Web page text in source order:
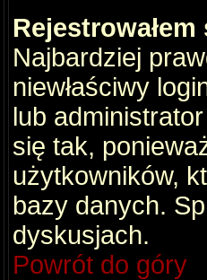
Najbardziej
niewłaściwy
lub
się tak,
użytkowników,
bazy danych.
dyskusjach.
Powrót do góry